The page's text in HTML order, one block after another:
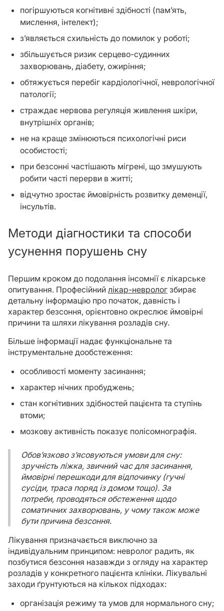
погіршуються когнітивні здібності (пам’ять,
мислення, інтелект);
з’являється схильність до помилок у роботі;
збільшується ризик серцево-судинних
захворювань, діабету, ожиріння;
обтяжується перебіг кардіологічної, неврологічної
патології;
страждає нервова регуляція живлення шкіри,
внутрішніх органів;
не на краще змінюються психологічні риси
особистості;
при безсонні частішають мігрені, що змушують
робити часті перерви в житті;
відчутно зростає ймовірність розвитку деменції,
інсультів.
Методи діагностики та способи
усунення порушень сну
Першим кроком до подолання інсомнії є лікарське
опитування. Професійний лікар-невролог збирає
детальну інформацію про початок, давність і
характер безсоння, орієнтовно окреслює ймовірні
причини та шляхи лікування розладів сну.
Більше інформації надає функціональне та
інструментальне дообстеження:
особливості моменту засинання;
характер нічних пробуджень;
стан когнітивних здібностей пацієнта та ступінь
втоми;
мозкову активність показує полісомнографія.
Обов’язково з’ясовуються умови для сну:
зручність ліжка, звичний час для засинання,
ймовірні перешкоди для відпочинку (гучні
сусіди, траса поряд із домом тощо). За
потреби, проводяться обстеження щодо
соматичних захворювань, у чому також може
бути причина безсоння.
Лікування призначається виключно за
індивідуальним принципом: невролог радить, як
позбутися безсоння назавжди з огляду на характер
розладів у конкретного пацієнта клініки. Лікувальні
заходи ґрунтуються на кількох підходах:
організація режиму та умов для нормального сну;